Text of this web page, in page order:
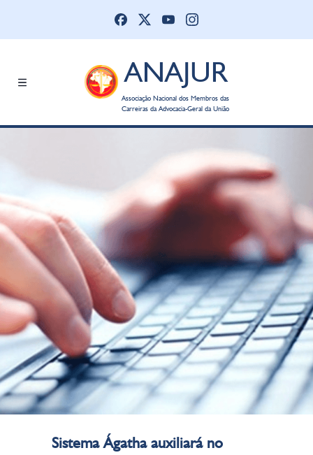
ANAJUR
Associação Nacional dos Membros das
Carreiras da Advocacia-Geral da União
Sistema Ágatha auxiliará no